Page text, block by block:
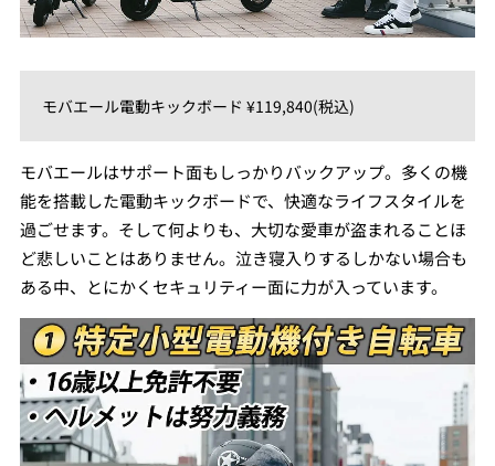
モバエール電動キックボード ¥119,840(税込)
モバエールはサポート面もしっかりバックアップ。多くの機
能を搭載した電動キックボードで、快適なライフスタイルを
過ごせます。そして何よりも、大切な愛車が盗まれることほ
ど悲しいことはありません。泣き寝入りするしかない場合も
ある中、とにかくセキュリティー面に力が入っています。